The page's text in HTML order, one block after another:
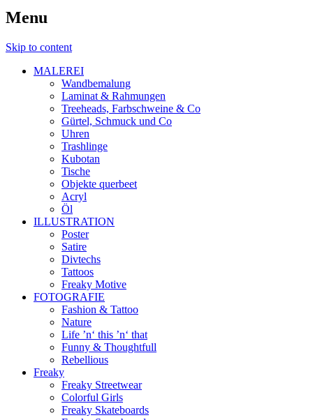
Menu
Skip to content
MALEREI
Wandbemalung
Laminat & Rahmungen
Treeheads, Farbschweine & Co
Gürtel, Schmuck und Co
Uhren
Trashlinge
Kubotan
Tische
Objekte querbeet
Acryl
Öl
ILLUSTRATION
Poster
Satire
Divtechs
Tattoos
Freaky Motive
FOTOGRAFIE
Fashion & Tattoo
Nature
Life ’n‘ this ’n‘ that
Funny & Thoughtfull
Rebellious
Freaky
Freaky Streetwear
Colorful Girls
Freaky Skateboards